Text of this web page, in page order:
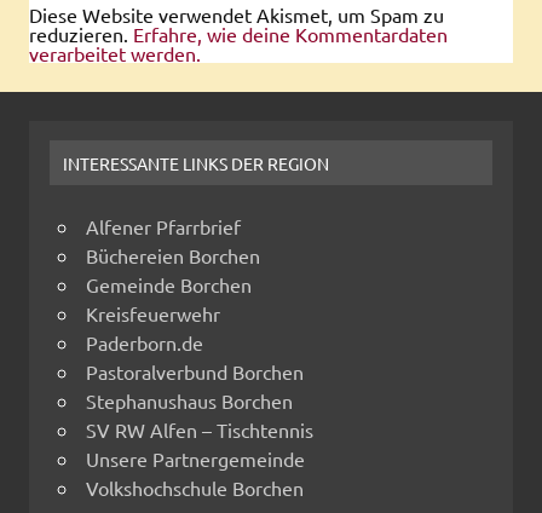
Diese Website verwendet Akismet, um Spam zu
reduzieren. Erfahre, wie deine Kommentardaten
verarbeitet werden.
INTERESSANTE LINKS DER REGION
Alfener Pfarrbrief
Büchereien Borchen
Gemeinde Borchen
Kreisfeuerwehr
Paderborn.de
Pastoralverbund Borchen
Stephanushaus Borchen
SV RW Alfen – Tischtennis
Unsere Partnergemeinde
Volkshochschule Borchen